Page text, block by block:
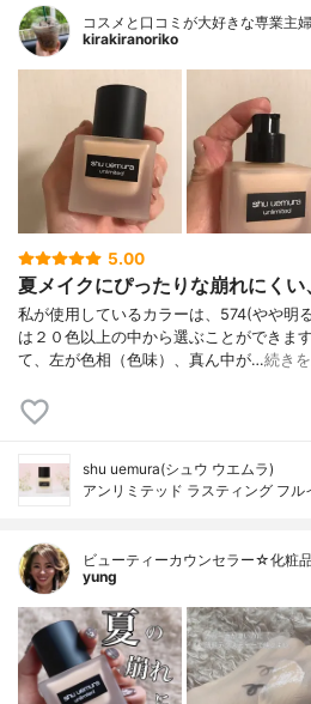
コスメと口コミが大好きな専業主婦
kirakiranoriko
5.00
夏メイクにぴったりな崩れにくい
私が使用しているカラーは、574(やや明
は２０色以上の中から選ぶことができま
て、左が色相（色味）、真ん中が…続き
shu uemura(シュウ ウエムラ)
アンリミテッド ラスティング フル
ビューティーカウンセラー☆化粧
yung